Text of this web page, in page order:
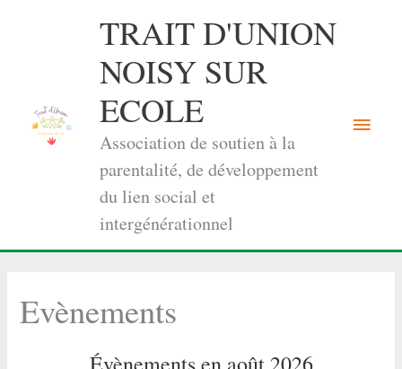
TRAIT D'UNION
NOISY SUR
ECOLE
Association de soutien à la
parentalité, de développement
du lien social et
intergénérationnel
Menu
Evènements